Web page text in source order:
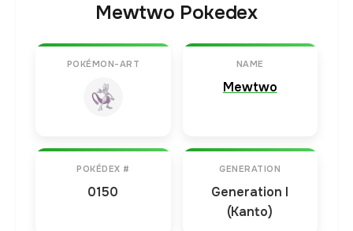
Mewtwo Pokedex
POKÉMON-ART NAME
Mewtwo
POKÉDEX #
0150
GENERATION
Generation I
(Kanto)